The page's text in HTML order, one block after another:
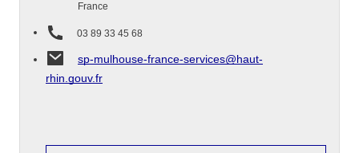
France
03 89 33 45 68
sp-mulhouse-france-services@haut-
rhin.gouv.fr